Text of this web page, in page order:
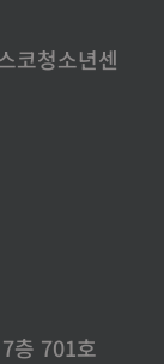
코청소년센
층 701호